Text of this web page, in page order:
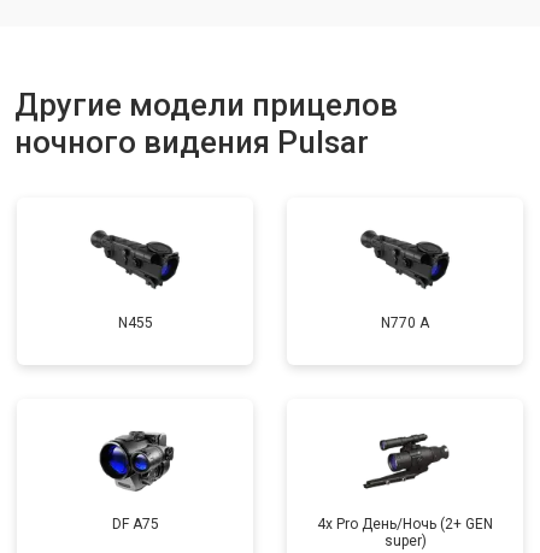
Другие модели прицелов
ночного видения Pulsar
N455 N770 А
DF A75
4x Pro День/Ночь (2+ GEN
super)